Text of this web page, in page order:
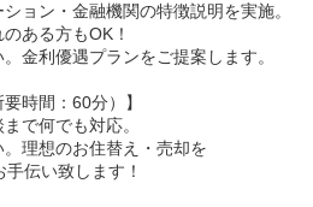
ョン・金融機関の特徴説明を実施。
ある方もOK！
金利優遇プランをご提案します。
時間：60分）】
で何でも対応。
理想のお住替え・売却を
伝い致します！